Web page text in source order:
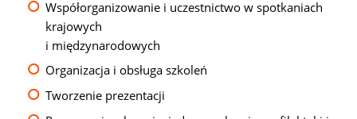
Współorganizowanie i uczestnictwo w spotkaniach
krajowych
i międzynarodowych
Organizacja i obsługa szkoleń
Tworzenie prezentacji